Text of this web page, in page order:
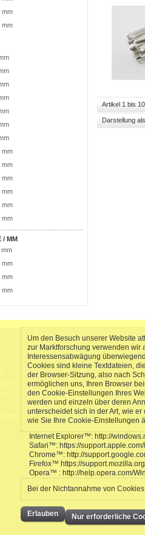
Artikel 1 bis
Darstellung
mm
mm
mm
mm
mm
mm
mm
mm
/ MM
mm
mm
mm
mm
Um den Besuch unserer Website
zur Marktforschung verwenden wir
Interessensabwägung
Cookies sind kleine Textdateien,
der Browser-Sitzung, also nach
ermöglichen uns, Ihren Browser
den Cookie-Einstellungen Ihres
werden und einzeln über deren
unterscheidet sich in der Art, wie
wie Sie Ihre Cookie-Einstellungen
Internet Explorer™: http://
Safari™: https://
Chrome™: http://
Firefox™ https://
Opera™ : http://help.opera.com/
Bei der Nichtannahme von
Erlauben Nur erforderliche